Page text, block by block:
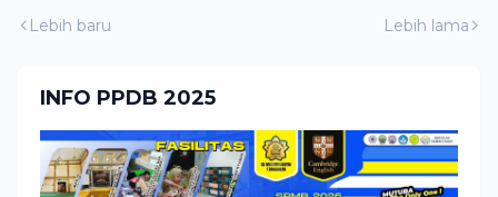
Lebih baru Lebih lama
INFO PPDB 2025